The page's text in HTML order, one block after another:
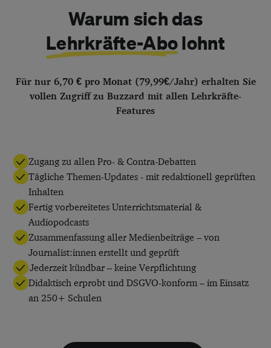
Warum sich das
Lehrkräfte-Abolohnt
Für nur 6,70 € pro Monat (79,99€/Jahr) erhalten Sie
vollen Zugriff zu Buzzard mit allen Lehrkräfte-
Features
Zugang zu allen Pro- & Contra-Debatten
Tägliche Themen-Updates - mit redaktionell geprüften
Inhalten
Fertig vorbereitetes Unterrichtsmaterial &
Audiopodcasts
Zusammenfassung aller Medienbeiträge – von
Journalist:innen erstellt und geprüft
Jederzeit kündbar – keine Verpflichtung
Didaktisch erprobt und DSGVO-konform – im Einsatz
an 250+ Schulen